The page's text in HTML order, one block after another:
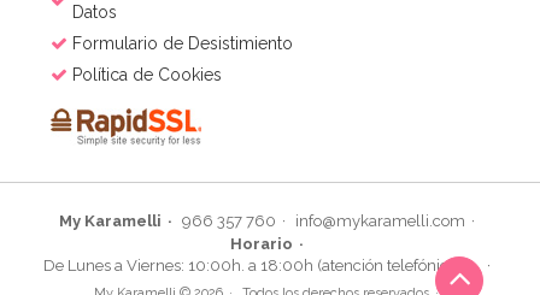
Datos
Formulario de Desistimiento
Política de Cookies
My Karamelli 966 357 760
info@mykaramelli.com
Horario
De Lunes a Viernes: 10:00h. a 18:00h (atención telefónica)